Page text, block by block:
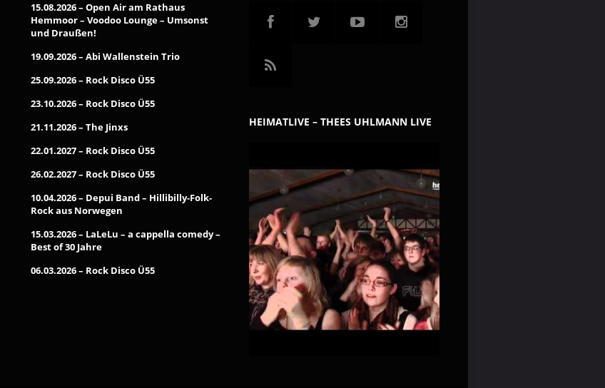
15.08.2026 – Open Air am Rathaus
Hemmoor – Voodoo Lounge – Umsonst
und Draußen!
19.09.2026 – Abi Wallenstein Trio
25.09.2026 – Rock Disco Ü55
23.10.2026 – Rock Disco Ü55
21.11.2026 – The Jinxs
22.01.2027 – Rock Disco Ü55
26.02.2027 – Rock Disco Ü55
10.04.2026 – Depui Band – Hillibilly-Folk-
Rock aus Norwegen
15.03.2026 – LaLeLu – a cappella comedy –
Best of 30 Jahre
06.03.2026 – Rock Disco Ü55
HEIMATLIVE – THEES UHLMANN LIVE